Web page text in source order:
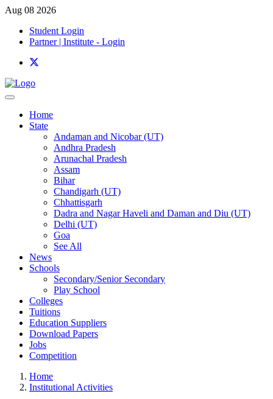
Aug 08 2026
Student Login
Partner | Institute - Login
Home
State
Andaman and Nicobar (UT)
Andhra Pradesh
Arunachal Pradesh
Assam
Bihar
Chandigarh (UT)
Chhattisgarh
Dadra and Nagar Haveli and Daman and Diu (UT)
Delhi (UT)
Goa
See All
News
Schools
Secondary/Senior Secondary
Play School
Colleges
Tuitions
Education Suppliers
Download Papers
Jobs
Competition
Home
Institutional Activities